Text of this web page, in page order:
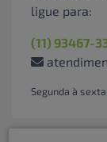
ligue para:
(11) 93467-
Segunda à